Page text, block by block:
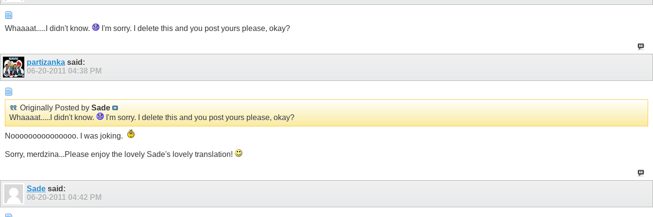
Whaaaat.....I didn't know. I'm sorry. I delete this and you post yours please, okay?
partizanka said:
06-20-2011 04:38 PM
Originally Posted by Sade
Whaaaat.....I didn't know.
I'm sorry. I delete this and you post yours please, okay?
Nooooooooooooooo. I was joking.
Sorry, merdzina...Please enjoy the lovely Sade's lovely translation!
Sade said:
06-20-2011 04:42 PM